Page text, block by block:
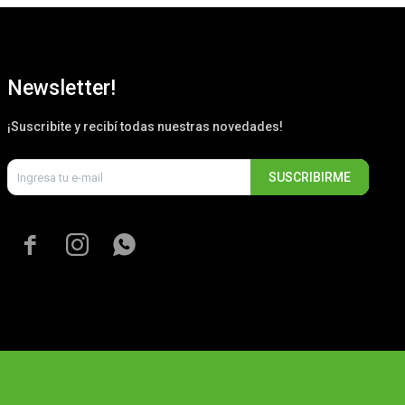
Newsletter!
¡Suscribite y recibí todas nuestras novedades!
SUSCRIBIRME
  